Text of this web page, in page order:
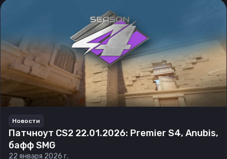
Новости
Патчноут CS2 22.01.2026: Premier S4, Anubis,
бафф SMG
22 января 2026 г.